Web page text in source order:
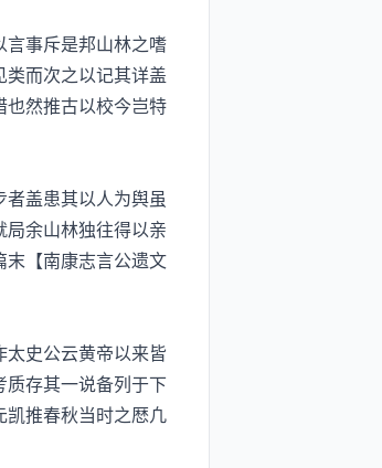
事斥是邦山林之嗜
而次之以记其详盖
然推古以校今岂特
盖患其以人为舆虽
余山林独往得以亲
【南康志言公遗文
史公云黄帝以来皆
存其一说备列于下
推春秋当时之厯凢